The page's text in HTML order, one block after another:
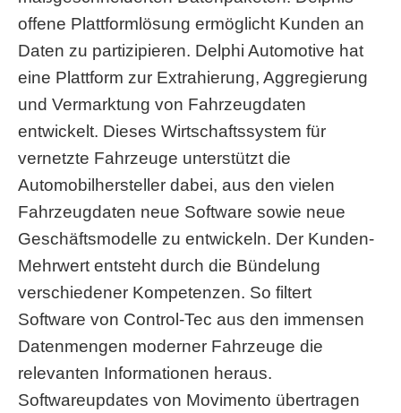
offene Plattformlösung ermöglicht Kunden an
Daten zu partizipieren. Delphi Automotive hat
eine Plattform zur Extrahierung, Aggregierung
und Vermarktung von Fahrzeugdaten
entwickelt. Dieses Wirtschaftssystem für
vernetzte Fahrzeuge unterstützt die
Automobilhersteller dabei, aus den vielen
Fahrzeugdaten neue Software sowie neue
Geschäftsmodelle zu entwickeln. Der Kunden-
Mehrwert entsteht durch die Bündelung
verschiedener Kompetenzen. So filtert
Software von Control-Tec aus den immensen
Datenmengen moderner Fahrzeuge die
relevanten Informationen heraus.
Softwareupdates von Movimento übertragen